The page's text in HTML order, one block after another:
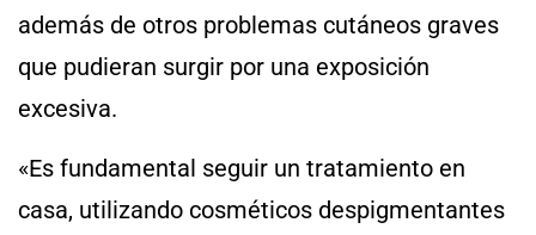
además de otros problemas cutáneos graves
que pudieran surgir por una exposición
excesiva.
«Es fundamental seguir un tratamiento en
casa, utilizando cosméticos despigmentantes